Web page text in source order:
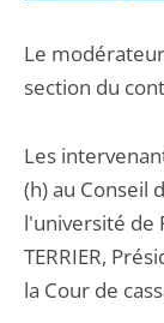
Le
section du
Les
(h) au Conseil
l'université de
TERRIER,
la Cour de